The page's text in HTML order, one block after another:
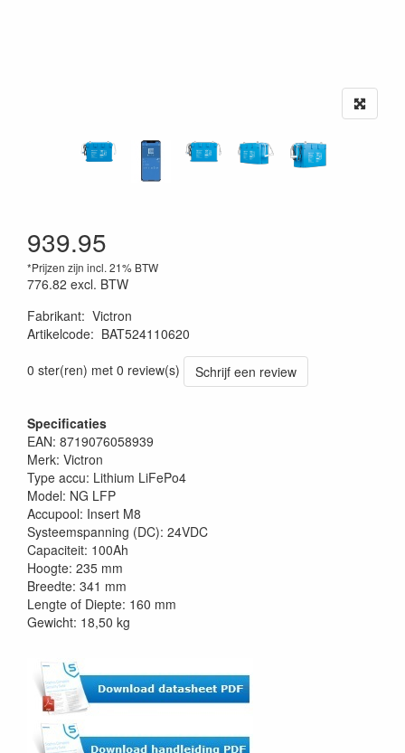
939.95
*Prijzen zijn incl. 21% BTW
776.82 excl. BTW
Fabrikant: Victron
Artikelcode: BAT524110620
0 ster(ren) met 0 review(s)
Schrijf een review
Specificaties
EAN: 8719076058939
Merk: Victron
Type accu: Lithium LiFePo4
Model: NG LFP
Accupool: Insert M8
Systeemspanning (DC): 24VDC
Capaciteit: 100Ah
Hoogte: 235 mm
Breedte: 341 mm
Lengte of Diepte: 160 mm
Gewicht: 18,50 kg